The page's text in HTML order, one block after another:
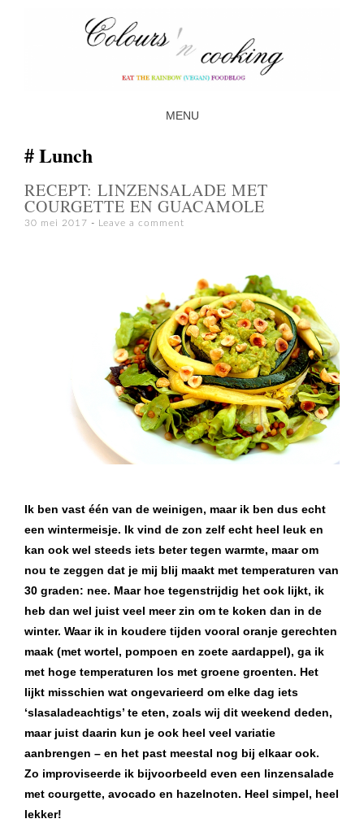
MENU
Lunch
RECEPT: LINZENSALADE MET
COURGETTE EN GUACAMOLE
30 mei 2017 Leave a comment
Ik ben vast één van de weinigen, maar ik ben dus echt
een wintermeisje. Ik vind de zon zelf echt heel leuk en
kan ook wel steeds iets beter tegen warmte, maar om
nou te zeggen dat je mij blij maakt met temperaturen van
30 graden: nee. Maar hoe tegenstrijdig het ook lijkt, ik
heb dan wel juist veel meer zin om te koken dan in de
winter. Waar ik in koudere tijden vooral oranje gerechten
maak (met wortel, pompoen en zoete aardappel), ga ik
met hoge temperaturen los met groene groenten. Het
lijkt misschien wat ongevarieerd om elke dag iets
‘slasaladeachtigs’ te eten, zoals wij dit weekend deden,
maar juist daarin kun je ook heel veel variatie
aanbrengen – en het past meestal nog bij elkaar ook.
Zo improviseerde ik bijvoorbeeld even een linzensalade
met courgette, avocado en hazelnoten. Heel simpel, heel
lekker!